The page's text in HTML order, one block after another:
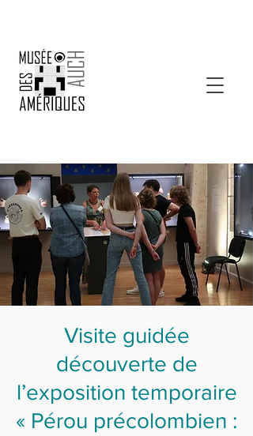
Visite guidée
découverte de
l’exposition temporaire
« Pérou précolombien :